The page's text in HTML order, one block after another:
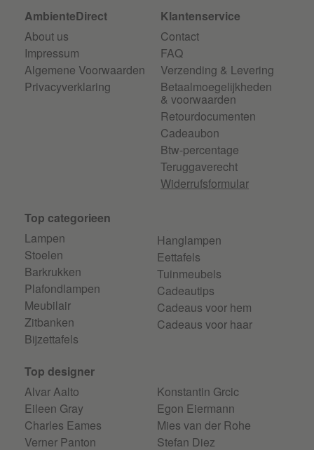
AmbienteDirect
About us
Impressum
Algemene Voorwaarden
Privacyverklaring
Klantenservice
Contact
FAQ
Verzending & Levering
Betaalmoegelijkheden
& voorwaarden
Retourdocumenten
Cadeaubon
Btw-percentage
Teruggaverecht
Widerrufsformular
Top categorieen
Lampen
Stoelen
Barkrukken
Plafondlampen
Meubilair
Zitbanken
Bijzettafels
Hanglampen
Eettafels
Tuinmeubels
Cadeautips
Cadeaus voor hem
Cadeaus voor haar
Top designer
Alvar Aalto
Eileen Gray
Charles Eames
Verner Panton
Konstantin Grcic
Egon Eiermann
Mies van der Rohe
Stefan Diez